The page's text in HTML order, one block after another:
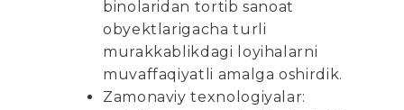
binolaridan tortib sanoat
obyektlarigacha turli
murakkablikdagi loyihalarni
muvaffaqiyatli amalga oshirdik.
Zamonaviy texnologiyalar: